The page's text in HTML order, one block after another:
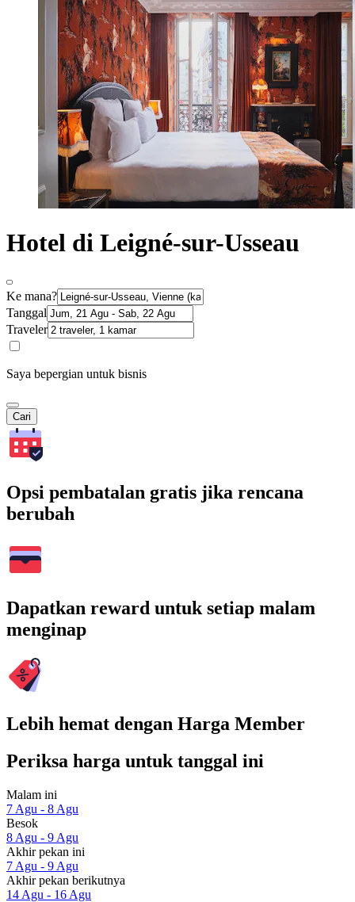
Hotel di Leigné-sur-Usseau
Ke mana?
Tanggal
Traveler
Saya bepergian untuk bisnis
Cari
Opsi pembatalan gratis jika rencana
berubah
Dapatkan reward untuk setiap malam
menginap
Lebih hemat dengan Harga Member
Periksa harga untuk tanggal ini
Malam ini
7 Agu - 8 Agu
Besok
8 Agu - 9 Agu
Akhir pekan ini
7 Agu - 9 Agu
Akhir pekan berikutnya
14 Agu - 16 Agu